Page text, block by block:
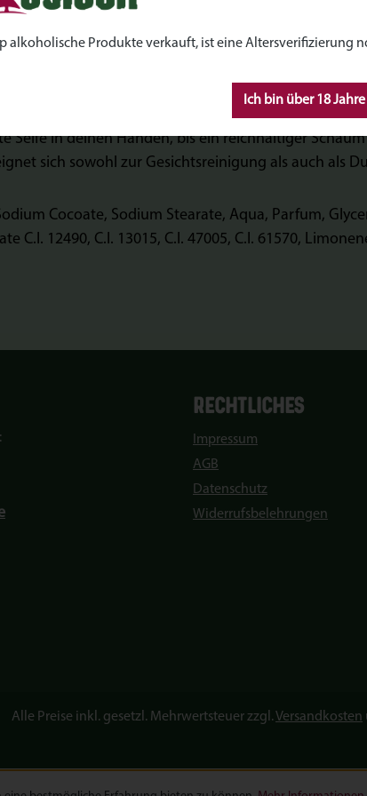
ätherische Öle und holzige Düfte, um ein
ins Badezimmer.
Seife in deinen Händen, bis ein reichhaltiger
sich sowohl zur Gesichtsreinigung als auch als
Cocoate, Sodium Stearate, Aqua, Parfum,
C.I. 12490, C.I. 13015, C.I. 47005, C.I. 61570,
RECHTLICHES
Impressum
AGB
Datenschutz
Widerrufsbelehrungen
Alle Preise inkl. gesetzl. Mehrwertsteuer zzgl. Versandkosten
alkoholische Produkte verkauft, ist eine Altersverifizierung
Ich bin über 18 Jahre